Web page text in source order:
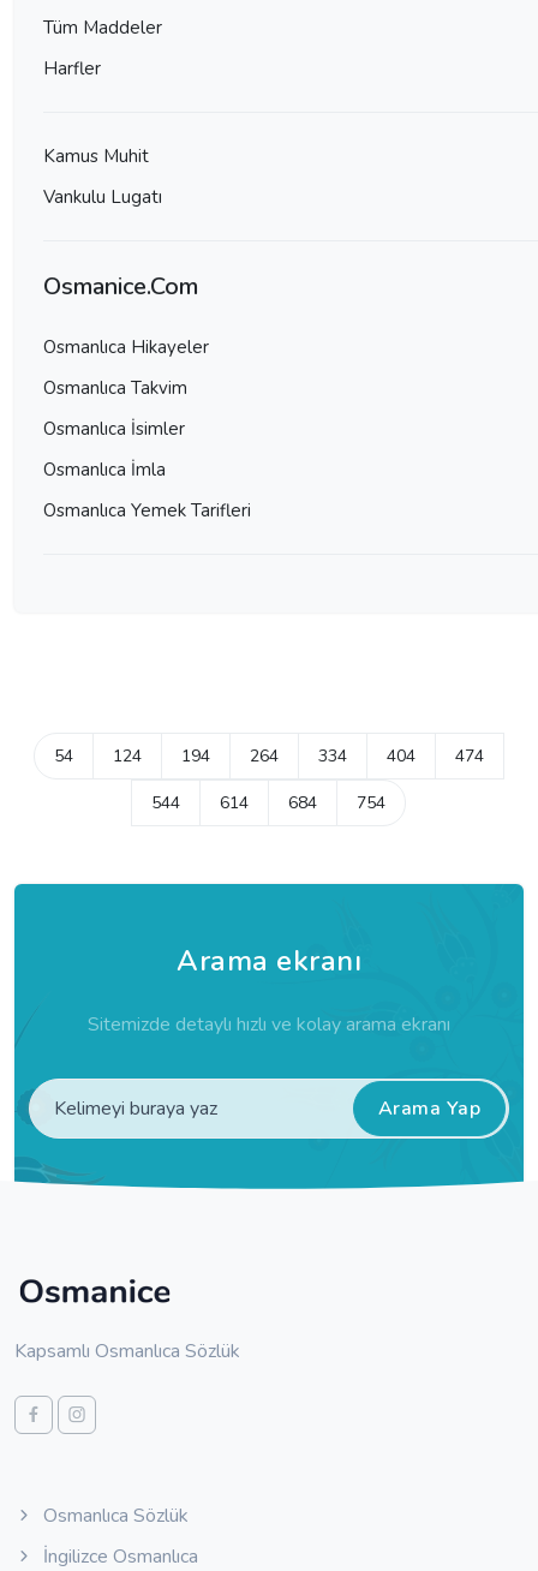
Tüm Maddeler
Harfler
Kamus Muhit
Vankulu Lugatı
Osmanice.Com
Osmanlıca Hikayeler
Osmanlıca Takvim
Osmanlıca İsimler
Osmanlıca İmla
Osmanlıca Yemek Tarifleri
54 124 194 264 334 404 474
544 614 684 754
Arama ekranı
Sitemizde detaylı hızlı ve kolay arama ekranı
Arama Yap
Kapsamlı Osmanlıca Sözlük
Osmanlıca Sözlük
İngilizce Osmanlıca